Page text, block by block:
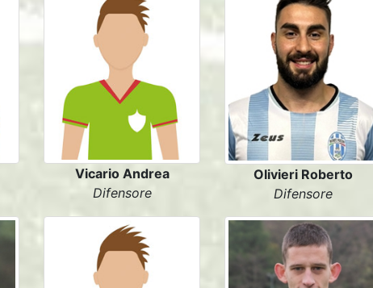
Vicario Andrea
Difensore
Olivieri Roberto
Difensore